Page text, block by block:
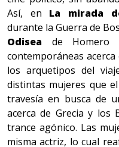
Así, en La mirada
durante la Guerra de
Odisea de Homero
contemporáneas
los arquetipos del
distintas mujeres que
travesía en busca de
acerca de Grecia y los
trance agónico. Las
misma actriz, lo cual